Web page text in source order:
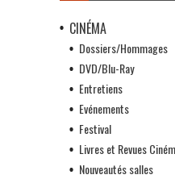
CINÉMA
Dossiers/Hommages
DVD/Blu-Ray
Entretiens
Evénements
Festival
Livres et Revues
Nouveautés salles